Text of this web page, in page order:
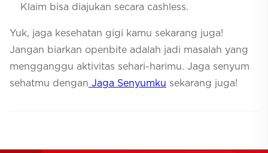
Klaim bisa diajukan secara cashless.
Yuk, jaga kesehatan gigi kamu sekarang juga!
Jangan biarkan openbite adalah jadi masalah yang
mengganggu aktivitas sehari-harimu. Jaga senyum
sehatmu dengan Jaga Senyumku sekarang juga!